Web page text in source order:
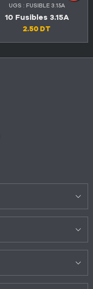
UGS : FUSIBLE 3.15A
10 Fusibles 3.15A
2.50 DT